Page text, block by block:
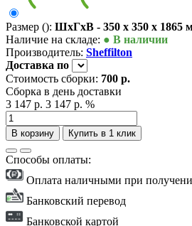
Размер (): ШxГxВ - 350 x 350 x 1865
Наличие на складе: ● В наличии
Производитель: Sheffilton
Доставка по
Стоимость сборки: 700 р.
Сборка в день доставки
3 147 р. 3 147 р. %
В корзину Купить в 1 клик
Способы оплаты:
Оплата наличными при
Банковский перевод
Банковской картой